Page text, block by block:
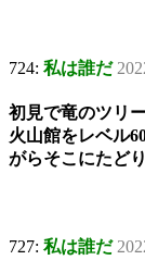
724: 私は誰だ
初見で竜のツリ
火山館をレベル
がらそこにたど
727: 私は誰だ